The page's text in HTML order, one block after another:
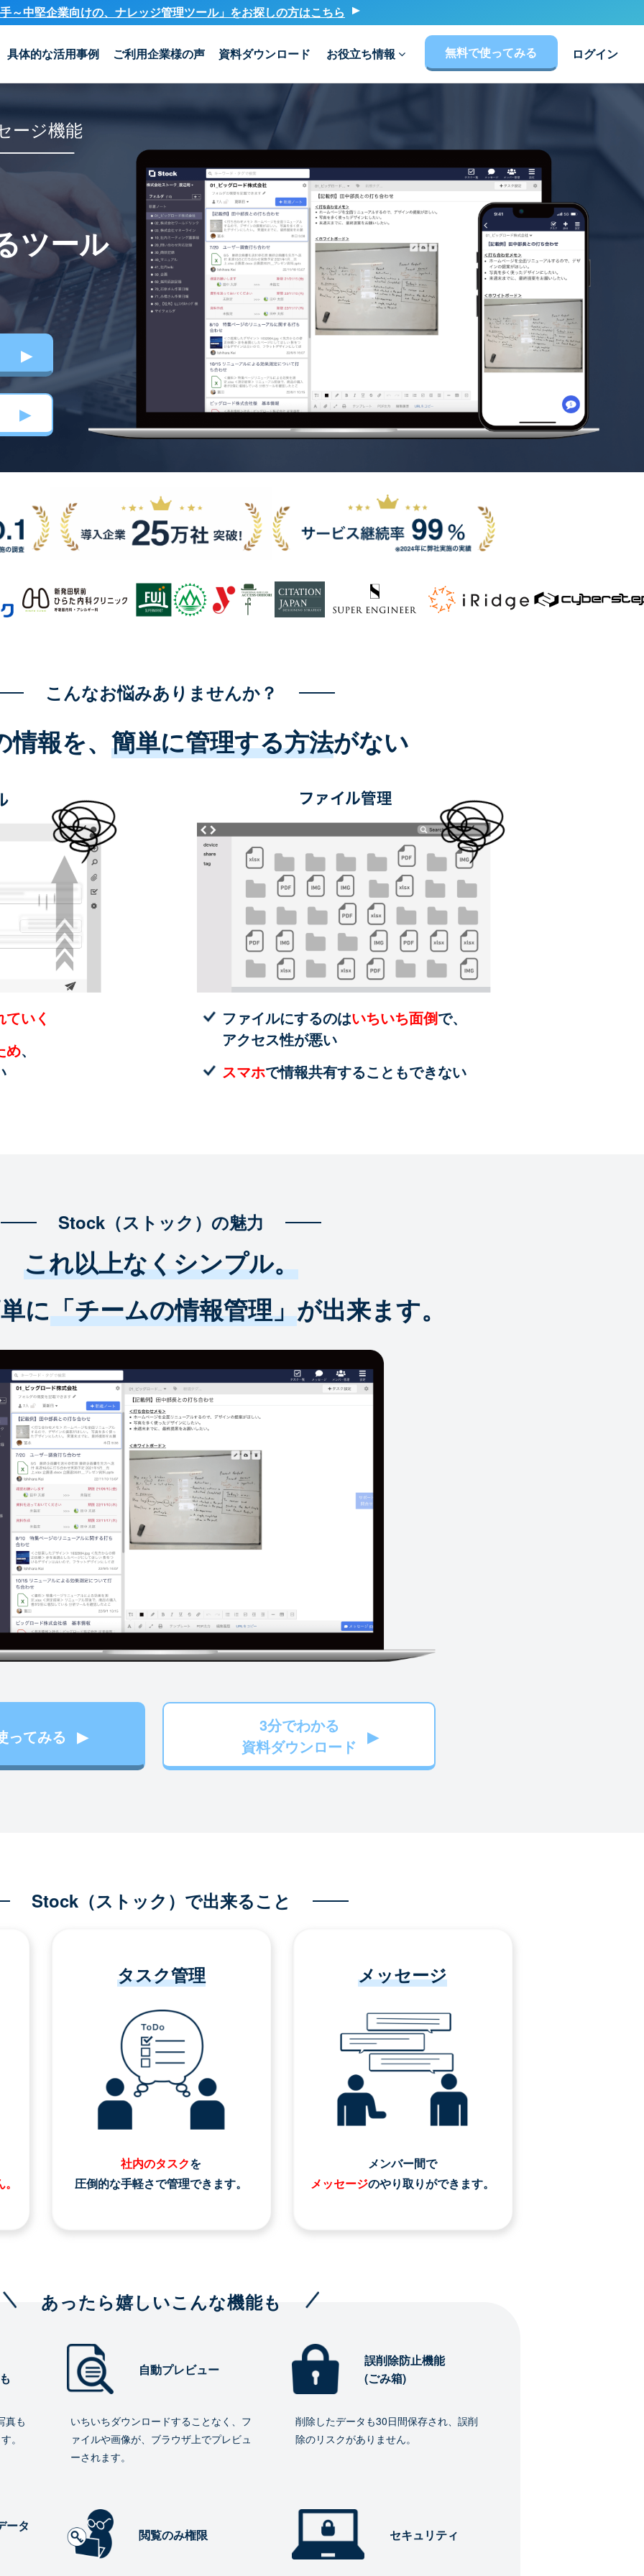
～中堅企業向けの、ナレッジ管理ツール」をお探しの方はこちら
具体的な活用事例 ご利用企業様の声 資料ダウンロード お役立ち情報 無料で使ってみる ログイン
ージ機能
ツール
こんなお悩みありませんか？
報を、 簡単に管理する方法がない
いく
め、
ファイルにするのはいちいち面倒で、
アクセス性が悪い
スマホで情報共有することもできない
Stock（ストック）の魅力
これ以上なくシンプル。
に「チームの情報管理」が出来ます。
ってみる
3分でわかる
資料ダウンロード
Stock（ストック）で出来ること
タスク管理
社内のタスクを
圧倒的な手軽さで管理できます。
メッセージ
メンバー間で
メッセージのやり取りができます。
あったら嬉しいこんな機能も
真も
。
自動プレビュー
いちいちダウンロードすることなく、フ
ァイルや画像が、ブラウザ上でプレビュ
ーされます。
誤削除防止機能
(ごみ箱)
削除したデータも30日間保存され、誤削
除のリスクがありません。
ータ
閲覧のみ権限 セキュリティ